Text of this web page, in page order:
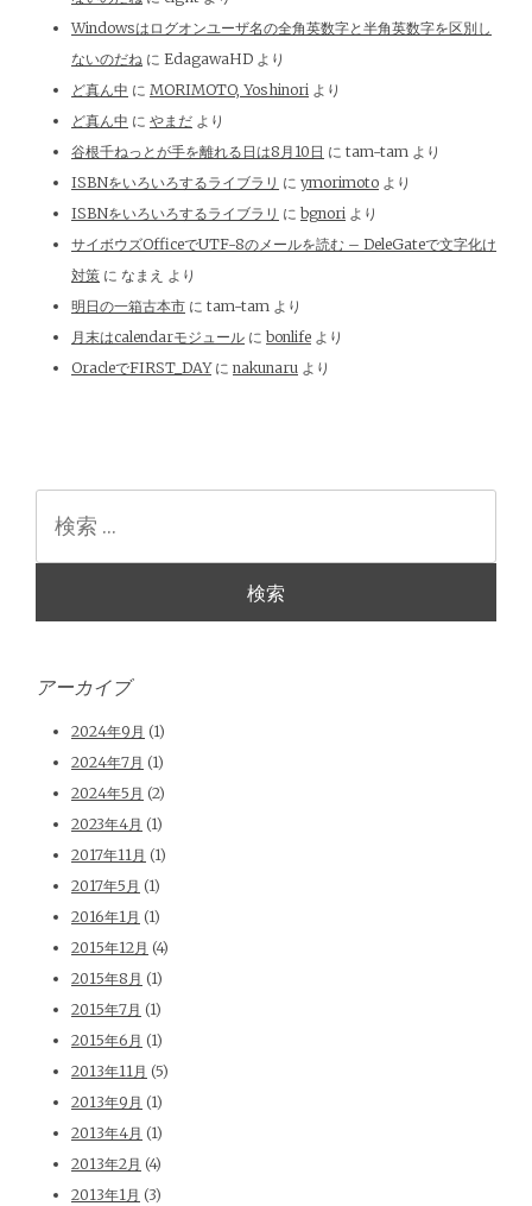
Windowsはログオンユーザ名の全角英数字と半角英数字を区別し
ないのだね に EdagawaHD より
ど真ん中 に MORIMOTO, Yoshinori より
ど真ん中 に やまだ より
谷根千ねっとが手を離れる日は8月10日 に tam-tam より
ISBNをいろいろするライブラリ に ymorimoto より
ISBNをいろいろするライブラリ に bgnori より
サイボウズOfficeでUTF-8のメールを読む – DeleGateで文字化け
対策 に なまえ より
明日の一箱古本市 に tam-tam より
月末はcalendarモジュール に bonlife より
OracleでFIRST_DAYに nakunaru より
アーカイブ
2024年9月 (1)
2024年7月 (1)
2024年5月 (2)
2023年4月 (1)
2017年11月 (1)
2017年5月 (1)
2016年1月 (1)
2015年12月 (4)
2015年8月 (1)
2015年7月 (1)
2015年6月 (1)
2013年11月 (5)
2013年9月 (1)
2013年4月 (1)
2013年2月 (4)
2013年1月 (3)